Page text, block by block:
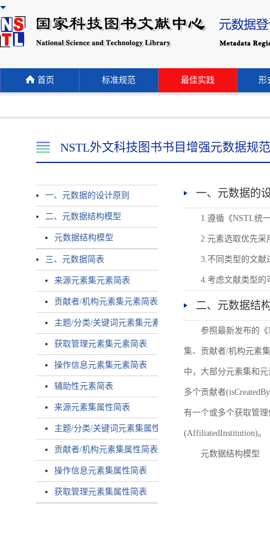
首页 标准规范 最佳实践 形
NSTL外文科技图书书目增强元数据规范
一、元数据的设计原则
二、元数据结构模型
元数据结构模型
三、元数据简表
来源元素集元素简表
贡献者/机构元素集元素简表
主题/分类/关键词元素集元素简表
获取管理元素集元素简表
操作信息元素集元素简表
辅助性元素简表
来源元素集属性简表
主题/分类/关键词元素集属性简表
贡献者/机构元素集属性简表
操作信息元素集属性简表
获取管理元素集属性简表
一、元数据的
1.遵循《NSTL统
2.元素选取优先采
3.不同类型的文献
4.考虑文献类型的
二、元数据结
参照最新发布的
集、贡献者/机构元素
中，大部分元素集和
多个贡献者
有一个或多个获取管理
(AffiliatedInstitution)。
元数据结构模型